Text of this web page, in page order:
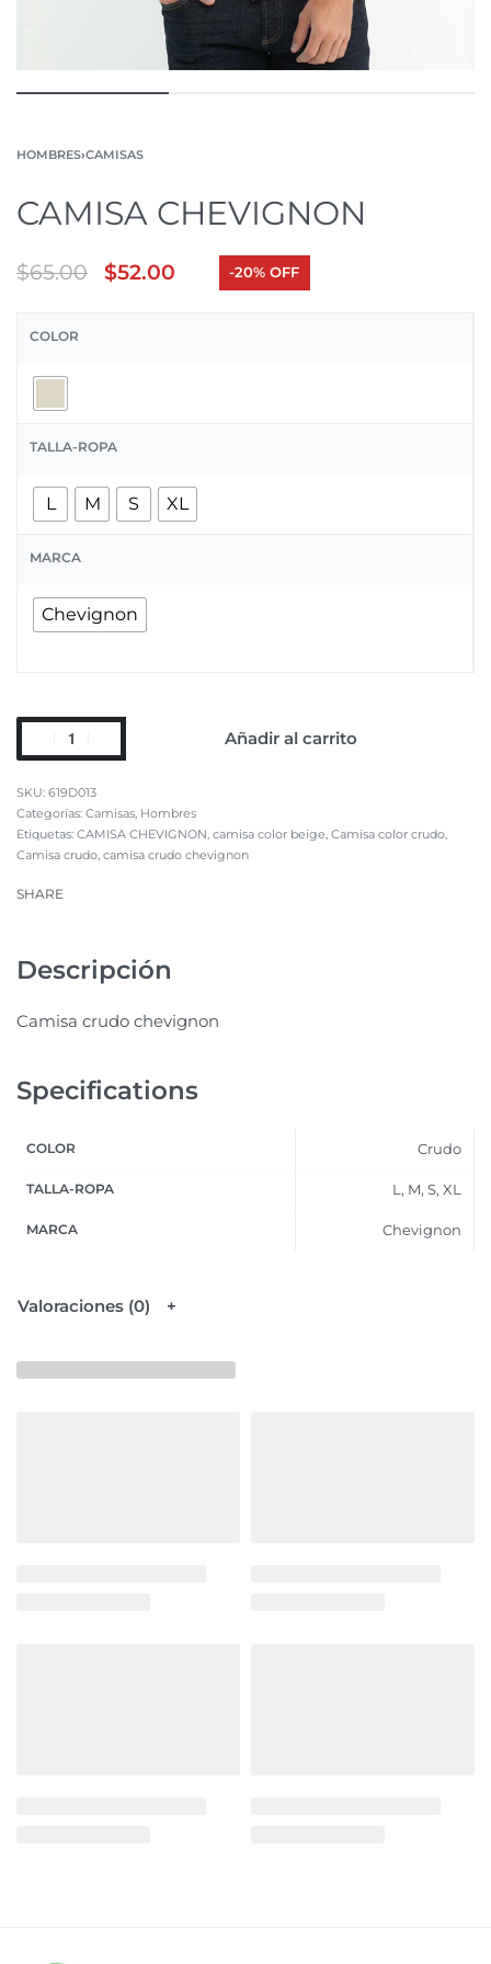
HOMBRES›CAMISAS
CAMISA CHEVIGNON
$65.00 $52.00 -20% OFF
COLOR
TALLA-ROPA
L M S XL
MARCA
Chevignon
Añadir al carrito
619D013
Categorías: Camisas Hombres
Etiquetas: CAMISA CHEVIGNON camisa color beige Camisa color crudo
Camisa crudo camisa crudo chevignon
SHARE
Descripción
Camisa crudo chevignon
Specifications
COLOR Crudo
TALLA-ROPA L, M, S, XL
MARCA Chevignon
Valoraciones (0)